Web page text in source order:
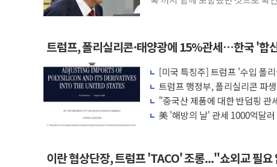
트럼프, 폴리실리콘·태양광에 15%관세…한국 '합
[미국 특징주] 트럼프 '수입 폴
퍼스트솔라·T1에너지 급등
트럼프 행정부, 폴리실리콘 파
"중국산 제품에 대한 반덤핑 관
돌"
美 '해방의 날' 관세 1000억달
이란 협상단장, 트럼프 'TACO' 조롱..."쇼외교 필